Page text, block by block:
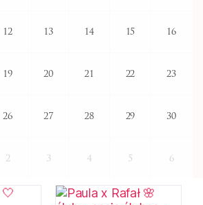
12 13 14 15 16
19 20 21 22 23
26 27 28 29 30
2 3 4 5 6